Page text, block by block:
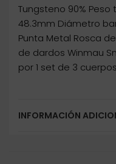
Tungsteno 90% Peso
48.3mm Diámetro
Punta Metal Rosca
de dardos Winmau
por 1 set de 3
INFORMACIÓN